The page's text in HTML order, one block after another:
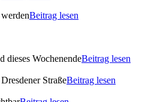
Beitrag lesen
dieses WochenendeBeitrag lesen
StraßeBeitrag lesen